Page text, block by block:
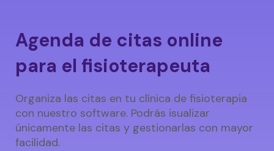
Agenda de citas online
para el fisioterapeuta
Organiza las citas en tu clínica de fisioterapia
con nuestro software. Podrás isualizar
únicamente las citas y gestionarlas con mayor
facilidad.